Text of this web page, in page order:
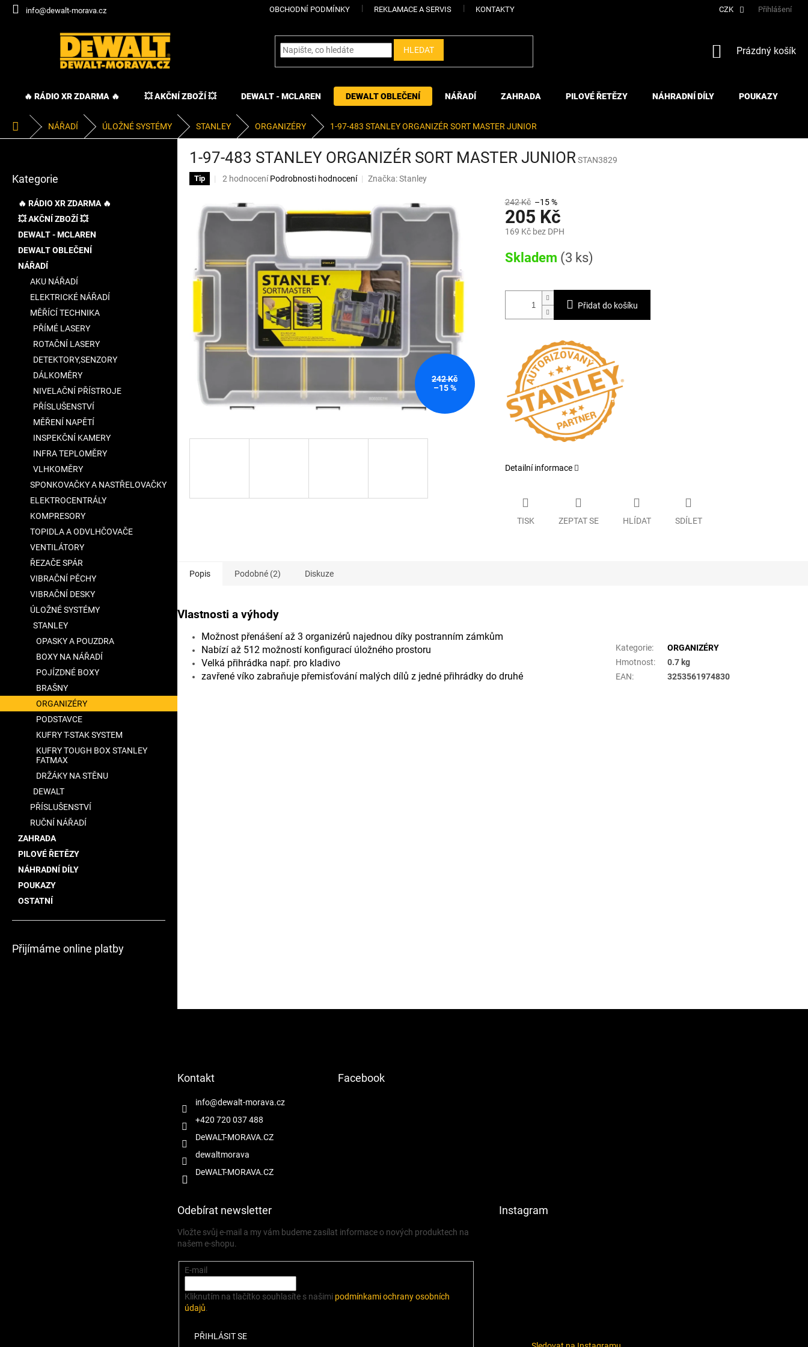
Přejít
info@dewalt-morava.cz OBCHODNÍ PODMÍNKY REKLAMACE A SERVIS KONTAKTY CZK Přihlášení
HLEDAT
NÁKUPNÍ
Prázdný košík
🔥 RÁDIO XR ZDARMA 🔥 💥 AKČNÍ ZBOŽÍ 💥 DEWALT - MCLAREN DEWALT OBLEČENÍ NÁŘADÍ ZAHRADA PILOVÉ ŘETĚZY NÁHRADNÍ DÍLY POUKAZY
Domů NÁŘADÍ ÚLOŽNÉ SYSTÉMY STANLEY ORGANIZÉRY 1-97-483 STANLEY ORGANIZÉR SORT MASTER JUNIOR
kategorie
Kategorie
🔥 RÁDIO XR ZDARMA 🔥
💥 AKČNÍ ZBOŽÍ 💥
DEWALT - MCLAREN
DEWALT OBLEČENÍ
NÁŘADÍ
AKU NÁŘADÍ
ELEKTRICKÉ NÁŘADÍ
MĚŘÍCÍ TECHNIKA
PŘÍMÉ LASERY
ROTAČNÍ LASERY
DETEKTORY,SENZORY
DÁLKOMĚRY
NIVELAČNÍ PŘÍSTROJE
PŘÍSLUŠENSTVÍ
MĚŘENÍ NAPĚTÍ
INSPEKČNÍ KAMERY
INFRA TEPLOMĚRY
VLHKOMĚRY
SPONKOVAČKY A NASTŘELOVAČKY
ELEKTROCENTRÁLY
KOMPRESORY
TOPIDLA A ODVLHČOVAČE
VENTILÁTORY
ŘEZAČE SPÁR
VIBRAČNÍ PĚCHY
VIBRAČNÍ DESKY
ÚLOŽNÉ SYSTÉMY
STANLEY
OPASKY A POUZDRA
BOXY NA NÁŘADÍ
POJÍZDNÉ BOXY
BRAŠNY
ORGANIZÉRY
PODSTAVCE
KUFRY T-STAK SYSTEM
KUFRY TOUGH BOX STANLEY
FATMAX
DRŽÁKY NA STĚNU
DEWALT
PŘÍSLUŠENSTVÍ
RUČNÍ NÁŘADÍ
ZAHRADA
PILOVÉ ŘETĚZY
NÁHRADNÍ DÍLY
POUKAZY
OSTATNÍ
Přijímáme online platby
1-97-483 STANLEY ORGANIZÉR SORT MASTER JUNIORSTAN3829
Tip
Průměrné
produktu
je
5,0
hvězdiček.
2 hodnocení Podrobnosti hodnocení Značka:Stanley
242 Kč
–15 %
242 Kč –15 %
205 Kč
169 Kč bez DPH
cena:
Skladem (3 ks)
Přidat do košíku
Detailní informace
TISK ZEPTAT SE HLÍDAT SDÍLET
Popis Podobné (2) Diskuze
Vlastnosti a výhody
Možnost přenášení až 3 organizérů najednou díky postranním zámkům
Nabízí až 512 možností konfigurací úložného prostoru
Velká přihrádka např. pro kladivo
zavřené víko zabraňuje přemisťování malých dílů z jedné přihrádky do druhé
Kategorie:
ORGANIZÉRY
Hmotnost:
0.7 kg
EAN: 3253561974830
Kontakt
info@dewalt-morava.cz
+420 720 037 488
DeWALT-MORAVA.CZ
dewaltmorava
DeWALT-MORAVA.CZ
Facebook
Odebírat newsletter
Vložte svůj e-mail a my vám budeme zasílat informace o nových produktech na
našem e-shopu.
E-mail
Kliknutím na tlačítko souhlasíte s našimi podmínkami ochrany osobních
údajů.
PŘIHLÁSIT SE
Instagram